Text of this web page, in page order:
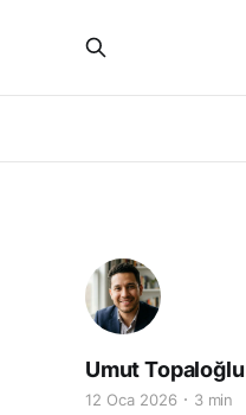
Umut Topaloğlu
12 Oca 2026 3 min